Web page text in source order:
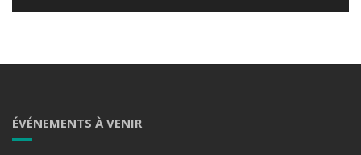
ÉVÉNEMENTS À VENIR